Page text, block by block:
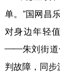
单。”国网昌
对身边年轻
——朱刘街道
判故障，同步